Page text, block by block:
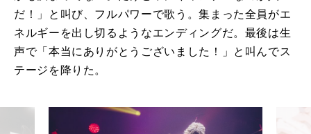
だ！」と叫び、フルパワーで歌う。集まった全員がエ
ネルギーを出し切るようなエンディングだ。最後は生
声で「本当にありがとうございました！」と叫んでス
テージを降りた。